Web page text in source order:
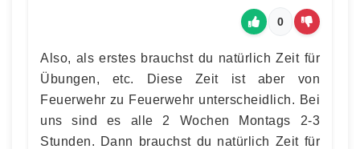
0
Also, als erstes brauchst du natürlich Zeit für
Übungen, etc. Diese Zeit ist aber von
Feuerwehr zu Feuerwehr unterscheidlich. Bei
uns sind es alle 2 Wochen Montags 2-3
Stunden. Dann brauchst du natürlich Zeit für